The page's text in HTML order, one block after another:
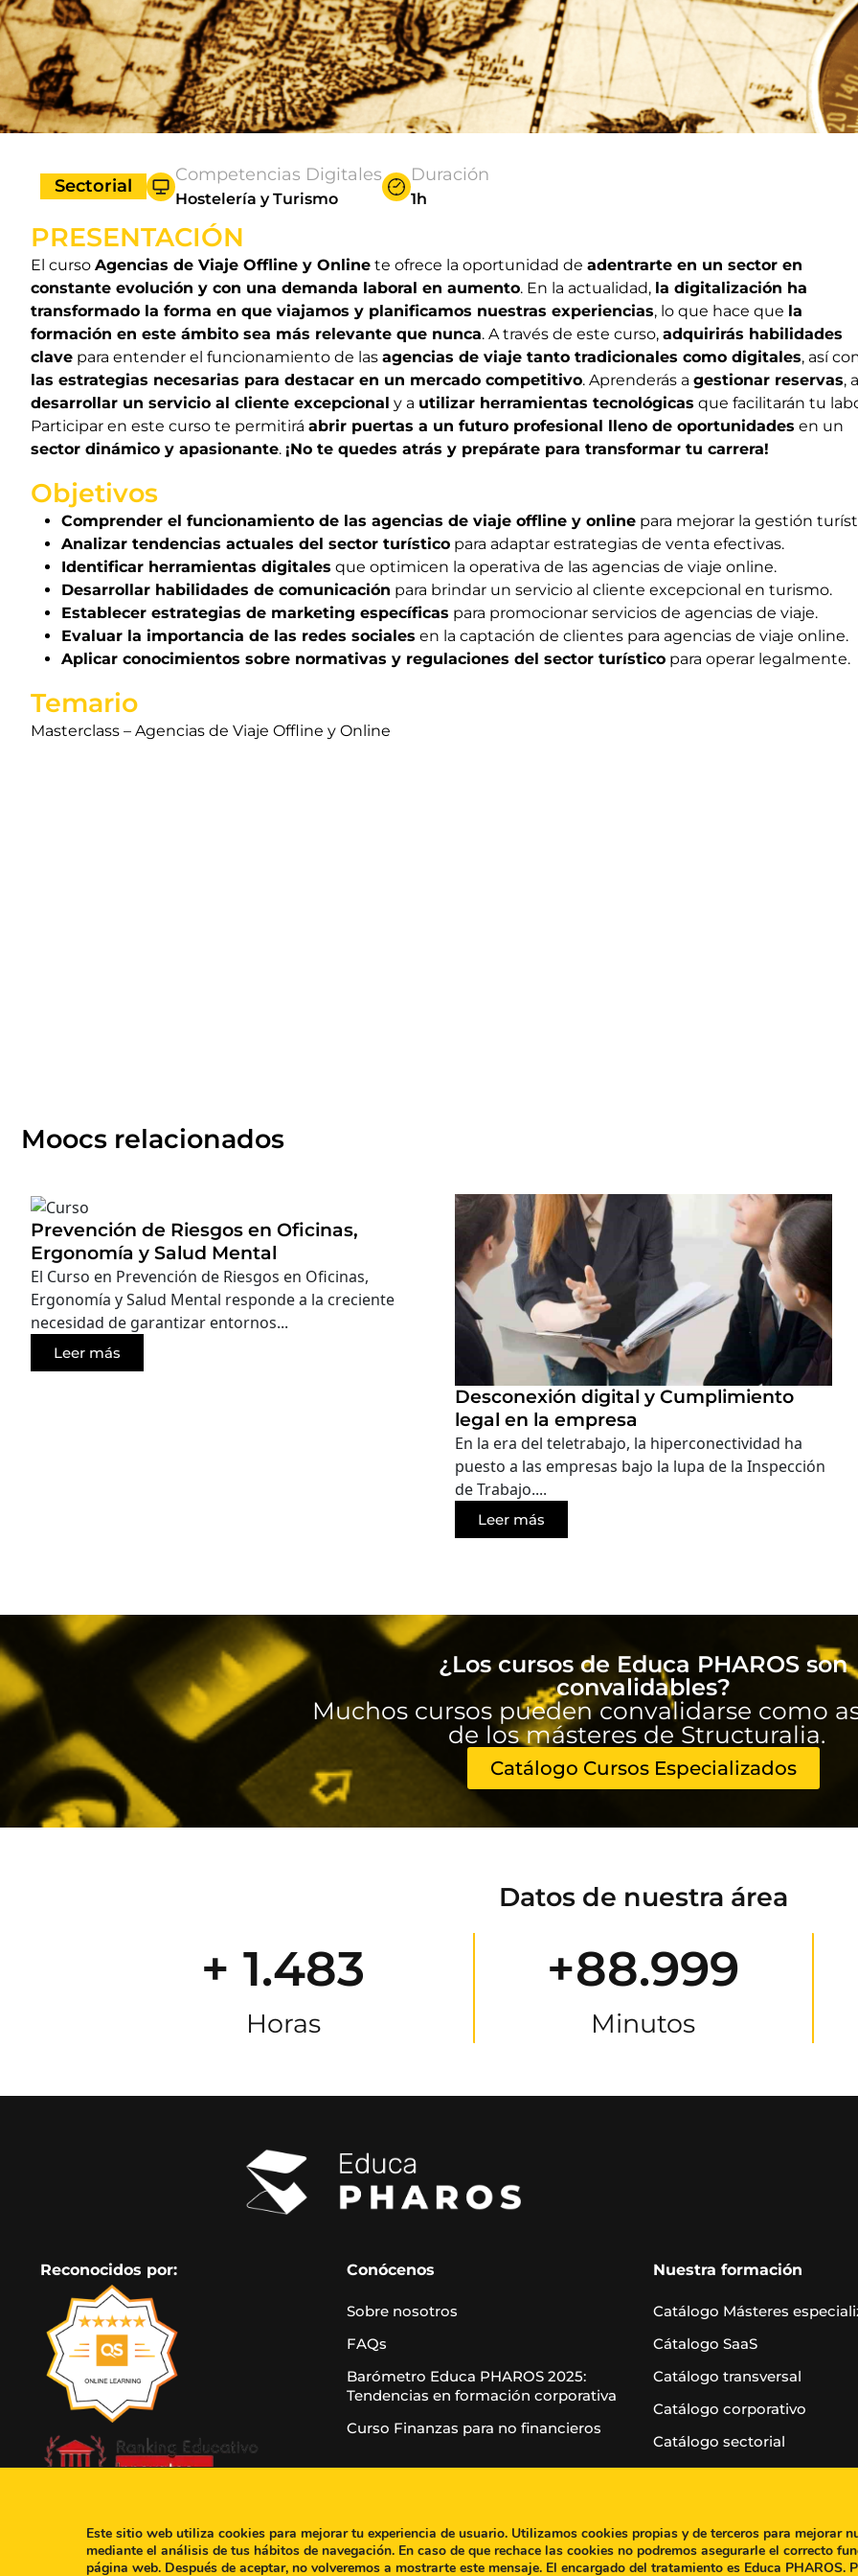
Sectorial
Competencias Digitales
Hostelería y Turismo
Duración
1h
PRESENTACIÓN
El curso Agencias de Viaje Offline y Online te ofrece la oportunidad de adentrarte en un sector en
constante evolución y con una demanda laboral en aumento. En la actualidad, la digitalización ha
transformado la forma en que viajamos y planificamos nuestras experiencias, lo que hace que la
formación en este ámbito sea más relevante que nunca. A través de este curso, adquirirás habilidades
clave para entender el funcionamiento de las agencias de viaje tanto tradicionales como digitales, así
las estrategias necesarias para destacar en un mercado competitivo. Aprenderás a gestionar reservas, a
desarrollar un servicio al cliente excepcional y a utilizar herramientas tecnológicas que facilitarán tu
Participar en este curso te permitirá abrir puertas a un futuro profesional lleno de oportunidades en un
sector dinámico y apasionante. ¡No te quedes atrás y prepárate para transformar tu carrera!
Objetivos
Comprender el funcionamiento de las agencias de viaje offline y online para mejorar la gestión
Analizar tendencias actuales del sector turístico para adaptar estrategias de venta efectivas.
Identificar herramientas digitales que optimicen la operativa de las agencias de viaje online.
Desarrollar habilidades de comunicación para brindar un servicio al cliente excepcional en turismo.
Establecer estrategias de marketing específicas para promocionar servicios de agencias de viaje.
Evaluar la importancia de las redes sociales en la captación de clientes para agencias de viaje online.
Aplicar conocimientos sobre normativas y regulaciones del sector turístico para operar legalmente.
Temario
Masterclass – Agencias de Viaje Offline y Online
Moocs relacionados
Prevención de Riesgos en Oficinas,
Ergonomía y Salud Mental
El Curso en Prevención de Riesgos en Oficinas,
Ergonomía y Salud Mental responde a la creciente
necesidad de garantizar entornos...
Leer más
Desconexión digital y Cumplimiento
legal en la empresa
En la era del teletrabajo, la hiperconectividad ha
puesto a las empresas bajo la lupa de la Inspección
de Trabajo....
Leer más
¿Los cursos de Educa PHAROS son
convalidables?
Muchos cursos pueden convalidarse como
de los másteres de Structuralia.
Catálogo Cursos Especializados
Datos de nuestra área
+ 1.483
Horas
+88.999
Minutos
Reconocidos por: Conócenos
Sobre nosotros
FAQs
Barómetro Educa PHAROS 2025:
Tendencias en formación corporativa
Curso Finanzas para no financieros
Nuestra formación
Catálogo Másteres
Cátalogo SaaS
Catálogo transversal
Catálogo corporativo
Catálogo sectorial
Casos de éxito
Este sitio web utiliza cookies para mejorar tu experiencia de usuario. Utilizamos cookies propias y de terceros para mejorar
mediante el análisis de tus hábitos de navegación. En caso de que rechace las cookies no podremos asegurarle el correcto
página web. Después de aceptar, no volveremos a mostrarte este mensaje. El encargado del tratamiento es Educa